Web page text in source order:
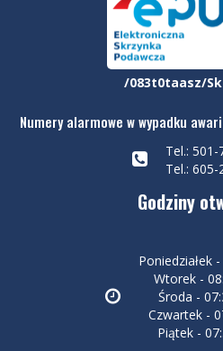
/083t0taasz/
Numery alarmowe w wypadku
Tel.:
Tel.:
Godziny
Poniedziałek
Wtorek -
Środa -
Czwartek -
Piątek -